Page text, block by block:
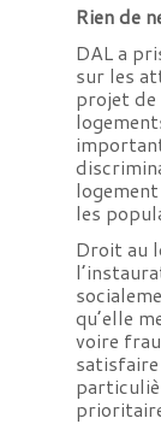
Rien de
DAL a
sur les
projet
les
Droit au
qu’elle
voire